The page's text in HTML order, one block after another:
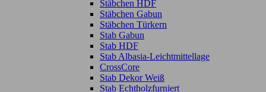
Stäbchen HDF
Stäbchen Gabun
Stäbchen Türkern
Stab Gabun
Stab HDF
Stab Albasia-Leichtmittellage
CrossCore
Stab Dekor Weiß
Stab Echtholzfurniert